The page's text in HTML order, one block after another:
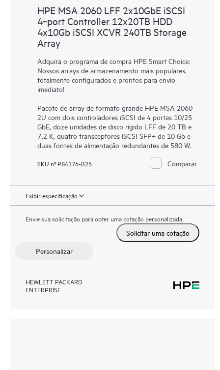
HPE MSA 2060 LFF 2x10GbE iSCSI
4‑port Controller 12x20TB HDD
4x10Gb iSCSI XCVR 240TB Storage
Array
Adquira o programa de compra HPE Smart Choice:
Nossos arrays de armazenamento mais populares,
totalmente configurados e prontos para envio
imediato!
Pacote de array de formato grande HPE MSA 2060
2U com dois controladores iSCSI de 4 portas 10/25
GbE, doze unidades de disco rígido LFF de 20 TB e
7,2 K, quatro transceptores iSCSI SFP+ de 10 Gb e
duas fontes de alimentação redundantes de 580 W.
SKU nº P84176-B25 Comparar
Exibir especificação
Envie sua solicitação para obter uma cotação personalizada
Solicitar uma cotação
Personalizar
HEWLETT PACKARD
ENTERPRISE